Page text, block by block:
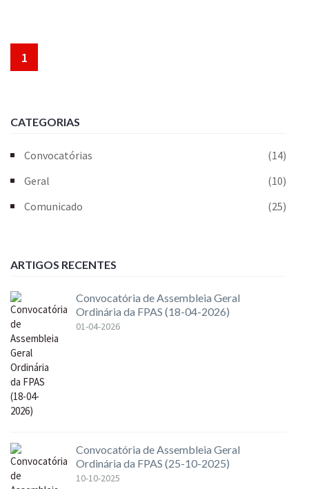
1
CATEGORIAS
Convocatórias
(14)
Geral
(10)
Comunicado
(25)
ARTIGOS RECENTES
Convocatória de Assembleia Geral
Ordinária da FPAS (18-04-2026)
01-04-2026
Convocatória de Assembleia Geral
Ordinária da FPAS (25-10-2025)
10-10-2025